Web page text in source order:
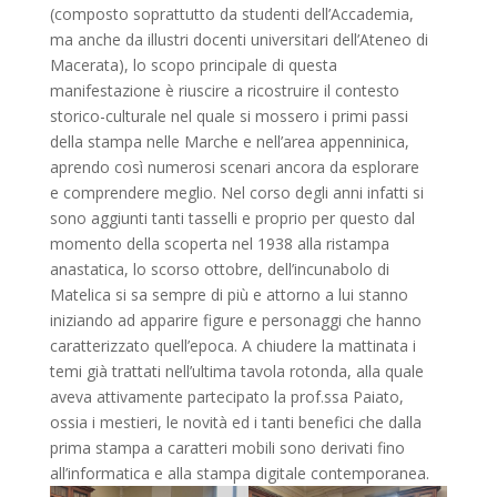
(composto soprattutto da studenti dell’Accademia,
ma anche da illustri docenti universitari dell’Ateneo di
Macerata), lo scopo principale di questa
manifestazione è riuscire a ricostruire il contesto
storico-culturale nel quale si mossero i primi passi
della stampa nelle Marche e nell’area appenninica,
aprendo così numerosi scenari ancora da esplorare
e comprendere meglio. Nel corso degli anni infatti si
sono aggiunti tanti tasselli e proprio per questo dal
momento della scoperta nel 1938 alla ristampa
anastatica, lo scorso ottobre, dell’incunabolo di
Matelica si sa sempre di più e attorno a lui stanno
iniziando ad apparire figure e personaggi che hanno
caratterizzato quell’epoca. A chiudere la mattinata i
temi già trattati nell’ultima tavola rotonda, alla quale
aveva attivamente partecipato la prof.ssa Paiato,
ossia i mestieri, le novità ed i tanti benefici che dalla
prima stampa a caratteri mobili sono derivati fino
all’informatica e alla stampa digitale contemporanea.